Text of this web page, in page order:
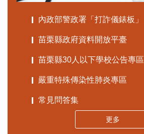
內政部警政署「打詐儀錶板」
苗栗縣政府資料開放平臺
苗栗縣30人以下學校公告專區
嚴重特殊傳染性肺炎專區
常見問答集
更多